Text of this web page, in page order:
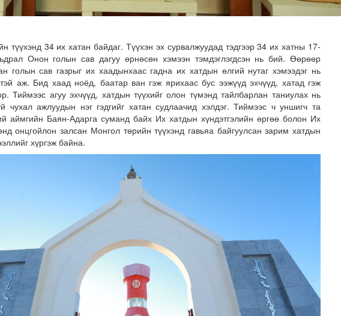
төлөөлөгчийн газруудын төлөөлөгчид COP17-ын байгууламжтай танилцлаа
түүхэнд 34 их хатан байдаг. Түүхэн эх сурвалжуудад тэдгээр 34 их хатны 17-
Онон голын сав дагуу өрнөсөн хэмээн тэмдэглэгдсэн нь бий. Өөрөөр
голын сав газрыг их хаадынхаас гадна их хатдын өлгий нутаг хэмээдэг нь
аж. Бид хаад ноёд, баатар ван гэж ярихаас бус ээжүүд эхчүүд, хатад гэж
Тиймээс агуу эхчүүд, хатдын түүхийг олон түмэнд тайлбарлан таниулах нь
чухал ажлуудын нэг гэдгийг хатан судлаачид хэлдэг. Тиймээс ч уншигч та
аймгийн Баян-Адарга суманд байх Их хатдын хүндэтгэлийн өргөө болон Их
онцгойлон залсан Монгол төрийн түүхэнд гавьяа байгуулсан зарим хатдын
хүргэж байна.